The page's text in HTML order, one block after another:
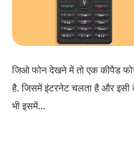
जिओ फोन देखने में तो एक कीपैड
है. जिसमें इंटरनेट चलता है और
भी इसमें...